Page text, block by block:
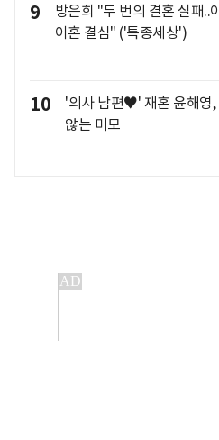
9
방은희 "두 번의 결혼 실패..
이혼 결심" ('특종세상')
10
'의사 남편♥' 재혼 윤해영,
않는 미모